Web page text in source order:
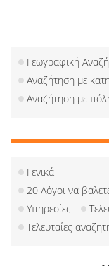
Γεωγραφική
Αναζήτηση με
Αναζήτηση με
Γενικά
20 Λόγοι να
Υπηρεσίες
Τελευταίες